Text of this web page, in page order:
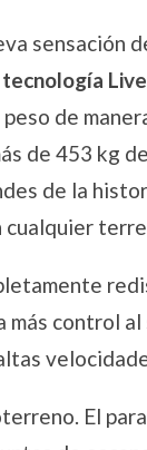
sensación
tecnología
de
de 453 kg
de la
cualquier
más control
El